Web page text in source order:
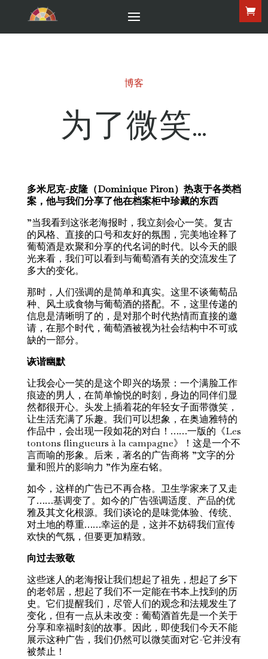
博客
为了微笑…
多米尼克-皮隆（Dominique Piron）热衷于各类档
案，他与我们分享了他在档案柜中珍藏的东西
”当我看到这张老海报时，我立刻会心一笑。复古
的风格、直接的口号和友好的氛围，完美地诠释了
葡萄酒是欢聚和分享的代名词的时代。以今天的眼
光来看，我们可以看到与葡萄酒有关的交流发生了
多大的变化。
那时，人们强调的是简单和真实。这里不谈葡萄品
种、风土或食物与葡萄酒的搭配。不，这里传递的
信息是清晰明了的，是对那个时代热情而直接的邀
请，在那个时代，葡萄酒被视为社会结构中不可或
缺的一部分。
诙谐幽默
让我会心一笑的是这个即兴的场景：一个满脸工作
痕迹的男人，在简单愉悦的时刻，身边的同伴们显
然都很开心。头发上插着花的年轻女子面带微笑，
让生活充满了乐趣。我们可以想象，在奥迪雅特的
作品中，会出现一段如花的对白！……一版的《Les
tontons flingueurs à la campagne》！这是一个不
言而喻的形象。后来，著名的广告商将 ”文字的分
量和照片的影响力 ”作为座右铭。
如今，这样的广告已不再合格。卫生学家来了又走
了……基调变了。如今的广告强调适度、产品的优
雅及其文化根源。我们谈论的是味觉体验、传统、
对土地的尊重……幸运的是，这并不妨碍我们宣传
欢快的气氛，但要更加精致。
向过去致敬
这些迷人的老海报让我们想起了祖先，想起了乡下
的老邻居，想起了我们不一定能在书本上找到的历
史。它们提醒我们，尽管人们的观念和法规发生了
变化，但有一点从未改变：葡萄酒首先是一个关于
分享和幸福时刻的故事。因此，即使我们今天不能
展示这种广告，我们仍然可以微笑面对它-它并没有
被禁止！